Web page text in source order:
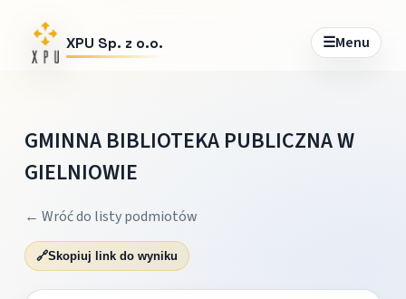
XPU Sp. z o.o. ☰Menu
GMINNA BIBLIOTEKA PUBLICZNA W
GIELNIOWIE
← Wróć do listy podmiotów
🔗Skopiuj link do wyniku